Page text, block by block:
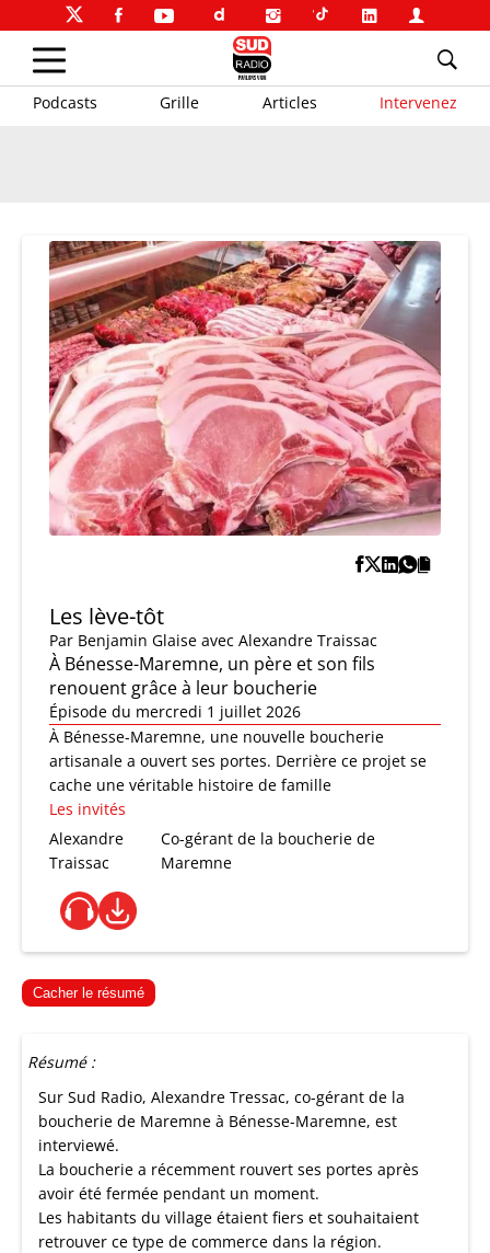
Podcasts Grille Articles Intervenez
Les lève-tôt
Par Benjamin Glaise avec Alexandre Traissac
À Bénesse-Maremne, un père et son fils
renouent grâce à leur boucherie
Épisode du mercredi 1 juillet 2026
À Bénesse-Maremne, une nouvelle boucherie
artisanale a ouvert ses portes. Derrière ce projet se
cache une véritable histoire de famille
Les invités
Alexandre
Traissac
Co-gérant de la boucherie de
Maremne
Cacher le résumé
Résumé :
Sur Sud Radio, Alexandre Tressac, co-gérant de la
boucherie de Maremne à Bénesse-Maremne, est
interviewé.
La boucherie a récemment rouvert ses portes après
avoir été fermée pendant un moment.
Les habitants du village étaient fiers et souhaitaient
retrouver ce type de commerce dans la région.